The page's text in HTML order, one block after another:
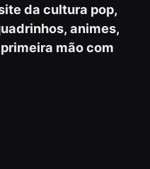
da cultura pop,
animes,
mão com